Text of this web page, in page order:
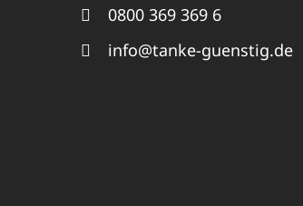
0800 369 369 6
info@tanke-guenstig.de